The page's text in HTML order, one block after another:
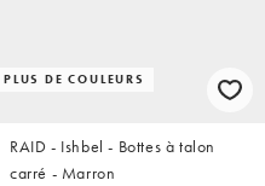
PLUS DE COULEURS
RAID - Ishbel - Bottes à talon
carré - Marron